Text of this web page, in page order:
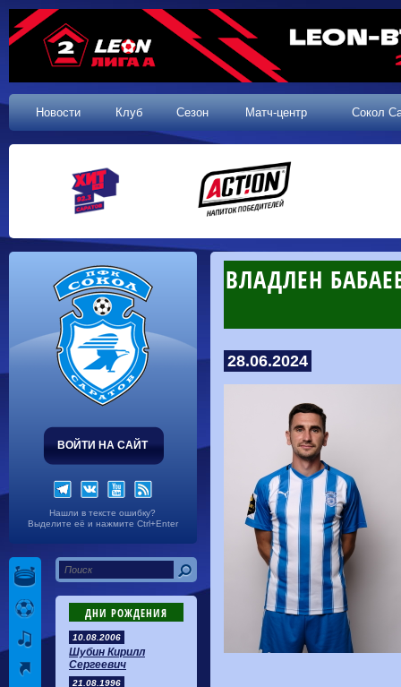
Новости Клуб Сезон Матч-центр Сокол
ВОЙТИ НА САЙТ
Нашли в тексте ошибку?
Выделите её и нажмите Ctrl+Enter
ДНИ РОЖДЕНИЯ
10.08.2006
Шубин Кирилл
Сергеевич
21.08.1996
​ВЛАДЛЕН
28.06.2024